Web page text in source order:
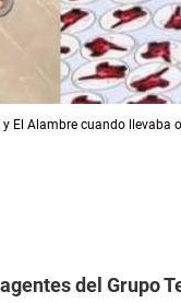
El Alambre cuando llevaba
del Grupo